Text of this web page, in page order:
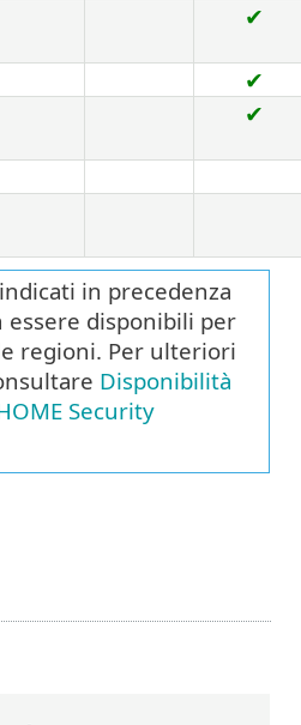
✔
✔
✔
in precedenza
disponibili per
regioni. Per ulteriori
Disponibilità
Security